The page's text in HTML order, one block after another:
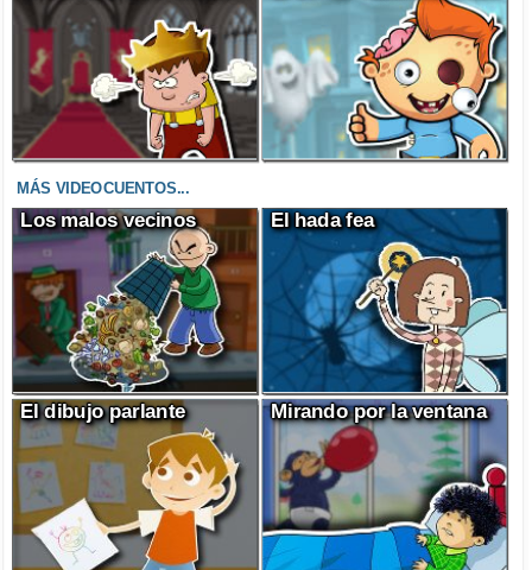
MÁS VIDEOCUENTOS...
Los malos vecinos El hada fea
El dibujo parlante Mirando por la ventana